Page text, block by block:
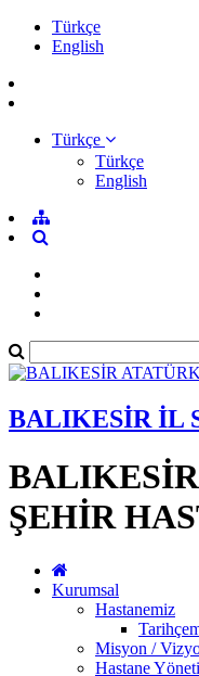
Türkçe
English
Türkçe
Türkçe
English
BALIKESİR İL
ŞEHİR
Kurumsal
Hastanemiz
Misyon /
Hastane